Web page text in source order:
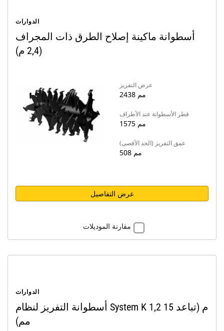
الدوارات
أسطوانة ماكينة إصلاح الطرق ذات المجراف
(2,4 م)
عرض التفريز
2438 مم
قطر الأسطوانة عند الأطراف
1575 مم
عمق التفريز (الحد الأقصى)
508 مم
عرض التفاصيل
مقارنة الموديلات
الدوارات
أسطوانة التفريز لنظام System K 1,2 م (تباعد 15
مم)